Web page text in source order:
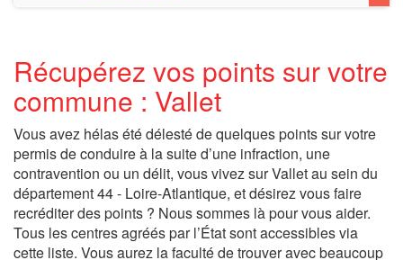
Récupérez vos points sur votre
commune : Vallet
Vous avez hélas été délesté de quelques points sur votre
permis de conduire à la suite d’une infraction, une
contravention ou un délit, vous vivez sur Vallet au sein du
département 44 - Loire-Atlantique, et désirez vous faire
recréditer des points ? Nous sommes là pour vous aider.
Tous les centres agréés par l’État sont accessibles via
cette liste. Vous aurez la faculté de trouver avec beaucoup